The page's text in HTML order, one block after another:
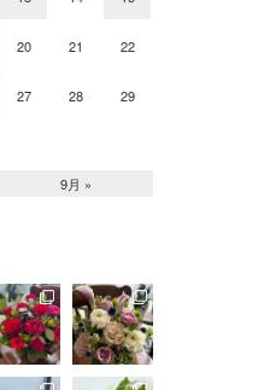
20 21 22
27 28 29
9月 »